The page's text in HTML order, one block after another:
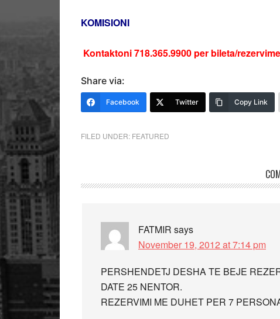
KOMISIONI
Kontaktoni 718.365.9900 per bileta/
Share via:
Facebook Twitter Copy Link
FILED UNDER: FEATURED
FATMIR says
November 19, 2012 at 7:14 pm
PERSHENDETJ DESHA TE BEJE
DATE 25 NENTOR.
REZERVIMI ME DUHET PER 7